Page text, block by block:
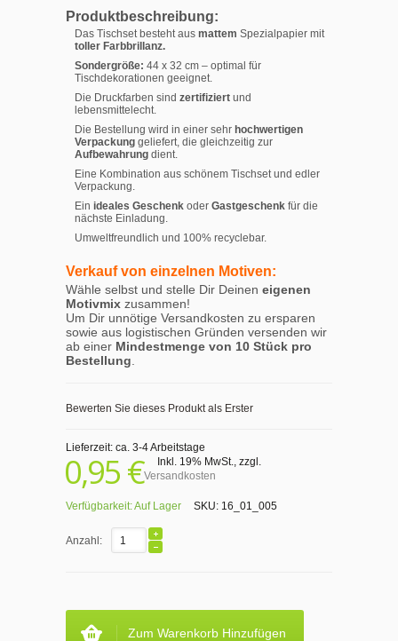
Produktbeschreibung:
Das Tischset besteht aus mattem Spezialpapier mit
toller Farbbrillanz.
Sondergröße: 44 x 32 cm – optimal für
Tischdekorationen geeignet.
Die Druckfarben sind zertifiziert und
lebensmittelecht.
Die Bestellung wird in einer sehr hochwertigen
Verpackung geliefert, die gleichzeitig zur
Aufbewahrung dient.
Eine Kombination aus schönem Tischset und edler
Verpackung.
Ein ideales Geschenk oder Gastgeschenk für die
nächste Einladung.
Umweltfreundlich und 100% recyclebar.
Verkauf von einzelnen Motiven:
Wähle selbst und stelle Dir Deinen eigenen
Motivmix zusammen!
Um Dir unnötige Versandkosten zu ersparen
sowie aus logistischen Gründen versenden wir
ab einer Mindestmenge von 10 Stück pro
Bestellung.
Bewerten Sie dieses Produkt als Erster
Lieferzeit: ca. 3-4 Arbeitstage
0,95 € Inkl. 19% MwSt., zzgl.
Versandkosten
Verfügbarkeit:Auf Lager SKU: 16_01_005
Anzahl:
Zum Warenkorb Hinzufügen